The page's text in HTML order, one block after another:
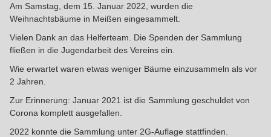
Am Samstag, dem 15. Januar 2022, wurden die
Weihnachtsbäume in Meißen eingesammelt.
Vielen Dank an das Helferteam. Die Spenden der Sammlung
fließen in die Jugendarbeit des Vereins ein.
Wie erwartet waren etwas weniger Bäume einzusammeln als vor
2 Jahren.
Zur Erinnerung: Januar 2021 ist die Sammlung geschuldet von
Corona komplett ausgefallen.
2022 konnte die Sammlung unter 2G-Auflage stattfinden.